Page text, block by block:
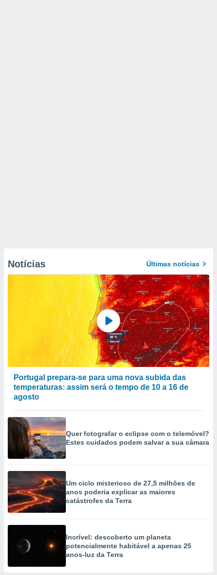
Notícias Últimas notícias
Portugal prepara-se para uma nova subida das
temperaturas: assim será o tempo de 10 a 16 de
agosto
Quer fotografar o eclipse com o telemóvel?
Estes cuidados podem salvar a sua câmara
Um ciclo misterioso de 27,5 milhões de
anos poderia explicar as maiores
catástrofes da Terra
Incrível: descoberto um planeta
potencialmente habitável a apenas 25
anos-luz da Terra